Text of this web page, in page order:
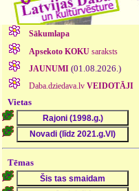
Sākumlapa
Apsekoto KOKUsaraksts
JAUNUMI (01.08.2026.)
Daba.dziedava.lv VEIDOTĀJI
Vietas
Tēmas